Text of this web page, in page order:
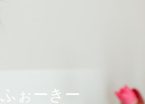
ふぉーきー